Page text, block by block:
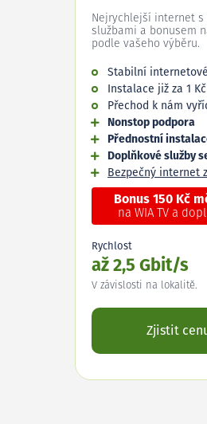
Nejrychlejší internet s
službami a bonusem
podle vašeho výběru.
Stabilní
Instalace již za 1 Kč
Přechod k nám
Nonstop podpora
Přednostní
Doplňkové služby
Bezpečný internet
Bonus 150 Kč
na WIA TV a
Rychlost
až 2,5 Gbit/s
V závislosti na lokalitě.
Zjistit